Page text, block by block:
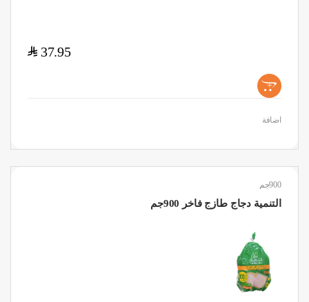
37.95
$
+
اضافة
900جم
التنمية دجاج طازج فاخر 900جم